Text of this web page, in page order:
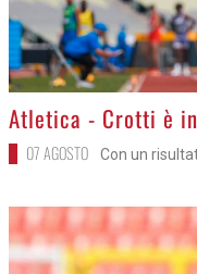
>
Atletica - Crotti è
07 AGOSTO Con un